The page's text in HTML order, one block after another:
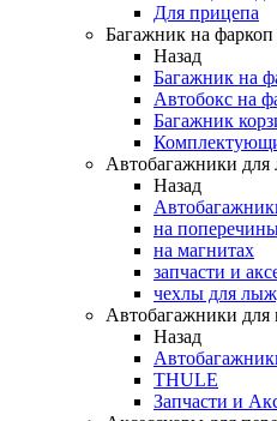
Для прицепа
Багажник на фаркоп
Назад
Багажник на
Автобокс на
Багажник
Автобагажники
Назад
на
на магнитах
запчасти и
чехлы для
Автобагажники для
Назад
THULE
Запчасти и